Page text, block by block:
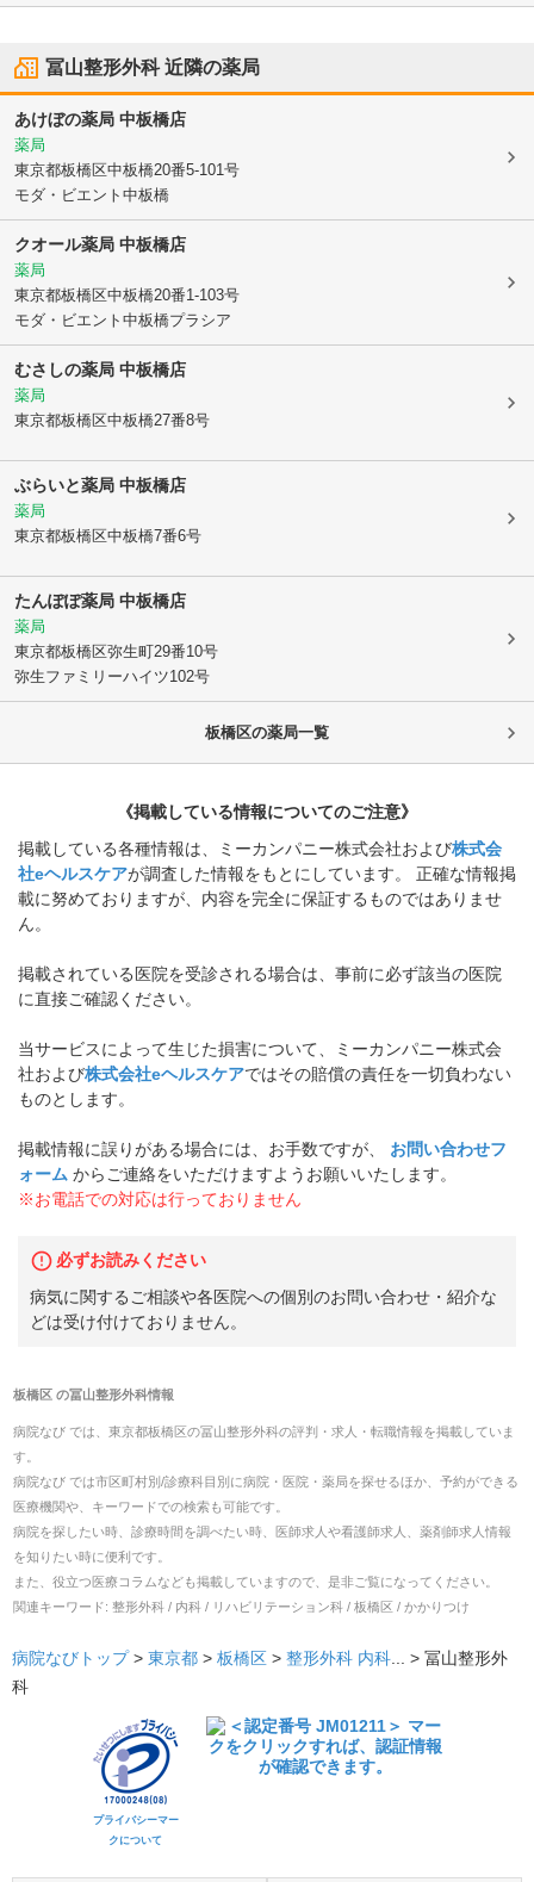
冨山整形外科近隣の薬局
あけぼの薬局 中板橋店
薬局
東京都板橋区中板橋20番5-101号
モダ・ビエント中板橋
クオール薬局 中板橋店
薬局
東京都板橋区中板橋20番1-103号
モダ・ビエント中板橋プラシア
むさしの薬局 中板橋店
薬局
東京都板橋区中板橋27番8号
ぶらいと薬局 中板橋店
薬局
東京都板橋区中板橋7番6号
たんぽぽ薬局 中板橋店
薬局
東京都板橋区弥生町29番10号
弥生ファミリーハイツ102号
板橋区の薬局一覧
《掲載している情報についてのご注意》
掲載している各種情報は、ミーカンパニー株式会社および株式会
社eヘルスケアが調査した情報をもとにしています。 正確な情報掲
載に努めておりますが、内容を完全に保証するものではありませ
ん。
掲載されている医院を受診される場合は、事前に必ず該当の医院
に直接ご確認ください。
当サービスによって生じた損害について、ミーカンパニー株式会
社および株式会社eヘルスケアではその賠償の責任を一切負わない
ものとします。
掲載情報に誤りがある場合には、お手数ですが、
お問い合わせフ
ォーム からご連絡をいただけますようお願いいたします。
※お電話での対応は行っておりません
必ずお読みください
病気に関するご相談や各医院への個別のお問い合わせ・紹介な
どは受け付けておりません。
板橋区の冨山整形外科情報
病院なび では、 東京都板橋区の冨山整形外科の評判・求人・転職情報を掲載していま
す。
病院なび では市区町村別/診療科目別に病院・医院・薬局を探せるほか、予約ができる
医療機関や、キーワードでの検索も可能です。
病院を探したい時、診療時間を調べたい時、医師求人や看護師求人、薬剤師求人情報
を知りたい時に便利です。
また、役立つ医療コラムなども掲載していますので、是非ご覧になってください。
関連キーワード: 整形外科 / 内科 / リハビリテーション科 / 板橋区 / かかりつけ
病院なびトップ > 東京都 > 板橋区 > 整形外科 内科... > 冨山整形外
科
プライバシーマー
クについて